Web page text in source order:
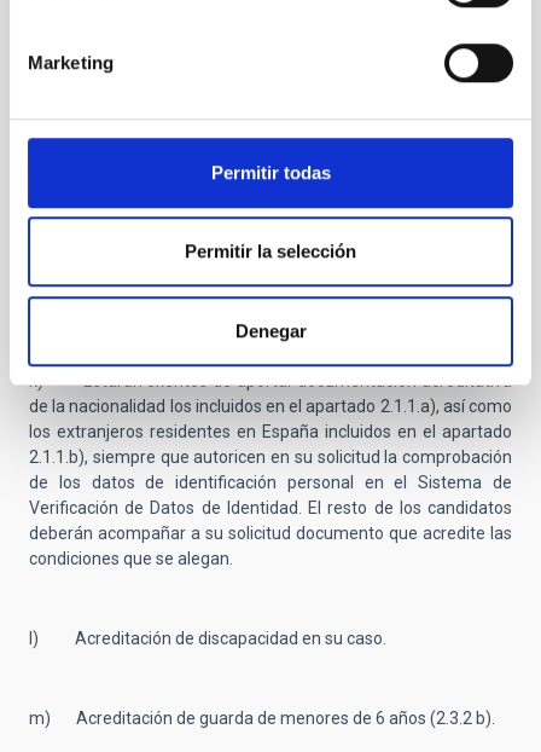
Marketing
Permitir todas
Permitir la selección
Denegar
i) Declaración responsable de que las enseñanzas
referidas en el certificado académico presentado son aquellas
caso, las superadas en el momento de presentar la solicitud,
Declaración responsable de no haber sido contratado en
modalidad contractual, según modelo de anexo VI.
k) Estarán exentos de aportar documentación acreditativa
de la nacionalidad los incluidos en el apartado 2.1.1.a), así como
los extranjeros residentes en España incluidos en el apartado
2.1.1.b), siempre que autoricen en su solicitud la comprobación
de los datos de identificación personal en el Sistema de
Verificación de Datos de Identidad. El resto de los candidatos
deberán acompañar a su solicitud documento que acredite las
condiciones que se alegan.
l) Acreditación de discapacidad en su caso.
m) Acreditación de guarda de menores de 6 años (2.3.2 b).